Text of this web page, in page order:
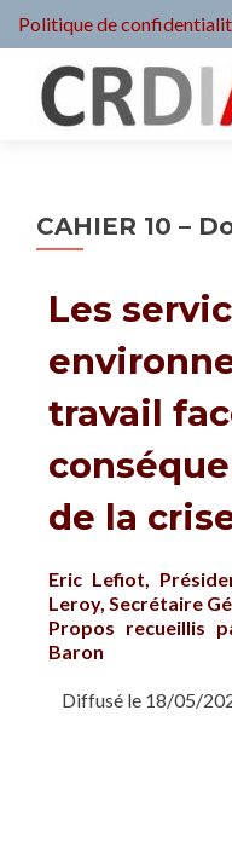
Politique de
CAHIER 10 –
Les
travail
de la
Eric Lefiot,
Leroy, Secrétaire
Propos recueillis
Baron
Diffusé le 18/05/